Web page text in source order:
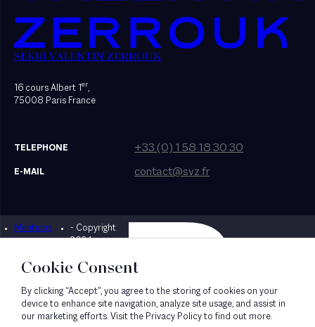
SEKRI VALENTIN ZERROUK
16 cours Albert 1er,
75008 Paris France
TELEPHONE +33 (0) 1 58 18 30 30
E-MAIL contact@svz.fr
Mentions
légales
- Copyright
2024
Designed by Bonhomme
Cookie Consent
By clicking “Accept”, you agree to the storing of cookies on your
device to enhance site navigation, analyze site usage, and assist in
our marketing efforts. Visit the Privacy Policy to find out more.